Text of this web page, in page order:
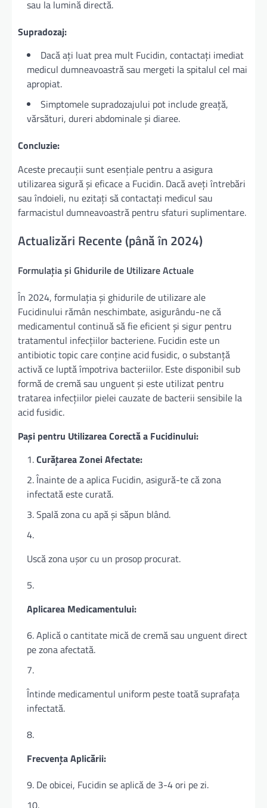
sau la lumină directă.
Supradozaj:
Dacă ați luat prea mult Fucidin, contactați imediat
medicul dumneavoastră sau mergeti la spitalul cel mai
apropiat.
Simptomele supradozajului pot include greață,
vărsături, dureri abdominale și diaree.
Concluzie:
Aceste precauții sunt esențiale pentru a asigura
utilizarea sigură și eficace a Fucidin. Dacă aveți întrebări
sau îndoieli, nu ezitați să contactați medicul sau
farmacistul dumneavoastră pentru sfaturi suplimentare.
Actualizări Recente (până în 2024)
Formulația și Ghidurile de Utilizare Actuale
În 2024, formulația și ghidurile de utilizare ale
Fucidinului rămân neschimbate, asigurându-ne că
medicamentul continuă să fie eficient și sigur pentru
tratamentul infecțiilor bacteriene. Fucidin este un
antibiotic topic care conține acid fusidic, o substanță
activă ce luptă împotriva bacteriilor. Este disponibil sub
formă de cremă sau unguent și este utilizat pentru
tratarea infecțiilor pielei cauzate de bacterii sensibile la
acid fusidic.
Pași pentru Utilizarea Corectă a Fucidinului:
Curățarea Zonei Afectate:
Înainte de a aplica Fucidin, asigură-te că zona
infectată este curată.
Spală zona cu apă și săpun blând.
Uscă zona ușor cu un prosop procurat.
Aplicarea Medicamentului:
Aplică o cantitate mică de cremă sau unguent direct
pe zona afectată.
Întinde medicamentul uniform peste toată suprafața
infectată.
Frecvența Aplicării:
De obicei, Fucidin se aplică de 3-4 ori pe zi.